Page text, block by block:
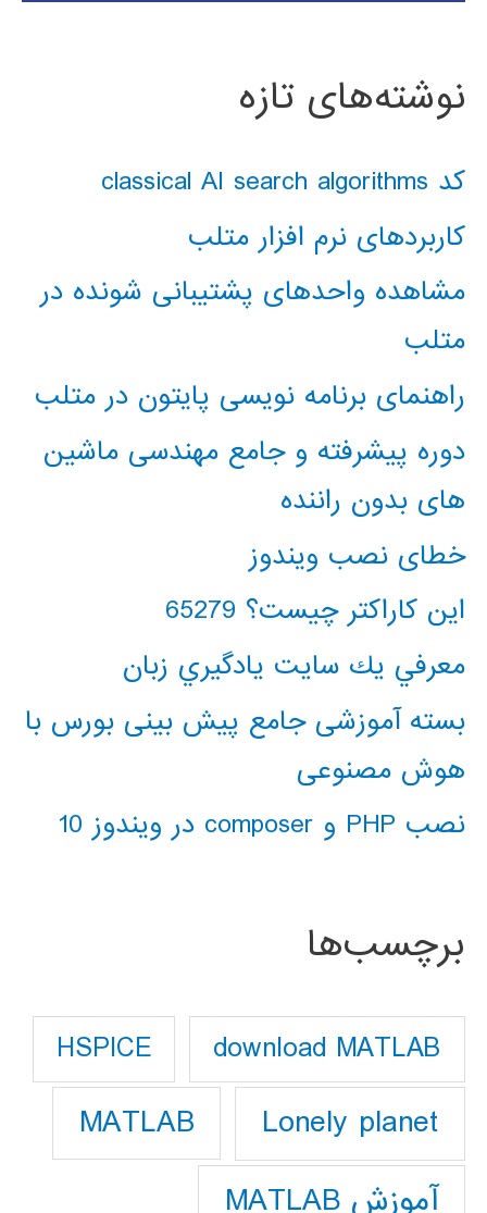
نوشته‌های تازه
کد classical AI search algorithms
کاربردهای نرم افزار متلب
مشاهده واحدهای پشتیبانی شونده در
متلب
راهنمای برنامه نویسی پایتون در متلب
دوره پیشرفته و جامع مهندسی ماشین
های بدون راننده
خطای نصب ویندوز
این کاراکتر چیست؟ 65279
معرفي يك سايت يادگيري زبان
بسته آموزشی جامع پیش بینی بورس با
هوش مصنوعی
نصب PHP و composer در ویندوز 10
برچسب‌ها
download MATLAB
HSPICE
Lonely planet
MATLAB
آموزش MATLAB